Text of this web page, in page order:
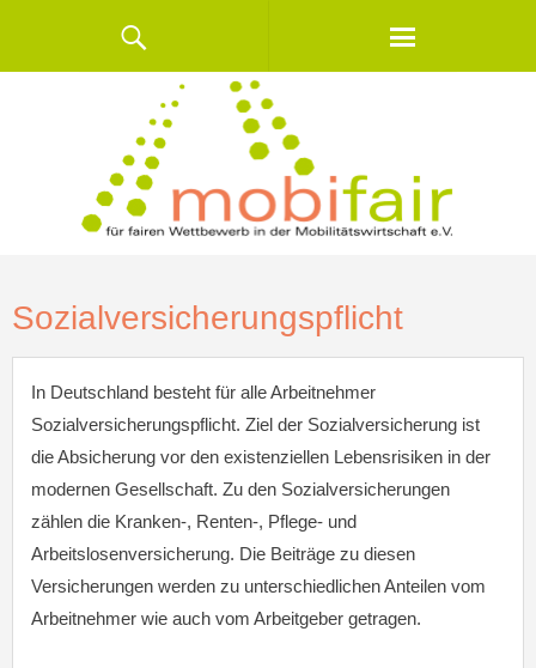
Sozialversicherungspflicht
In Deutschland besteht für alle Arbeitnehmer
Sozialversicherungspflicht. Ziel der Sozialversicherung ist
die Absicherung vor den existenziellen Lebensrisiken in der
modernen Gesellschaft. Zu den Sozialversicherungen
zählen die Kranken-, Renten-, Pflege- und
Arbeitslosenversicherung. Die Beiträge zu diesen
Versicherungen werden zu unterschiedlichen Anteilen vom
Arbeitnehmer wie auch vom Arbeitgeber getragen.